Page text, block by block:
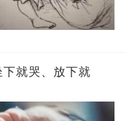
就哭、放下就